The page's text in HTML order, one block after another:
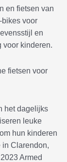
en fietsen van
voor
en
voor kinderen.
het dagelijks
leuke
hun kinderen
in Clarendon,
Armed